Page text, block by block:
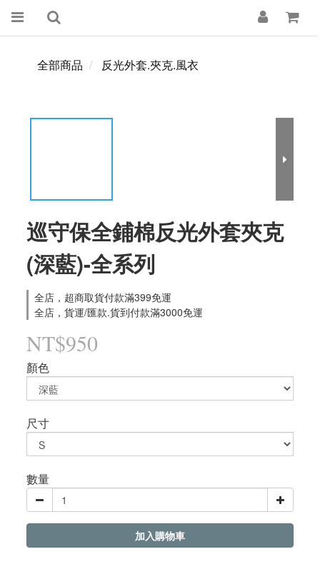
全部商品 反光外套.夾克.風衣
巡守保全鋪棉反光外套夾克
(深藍)-全系列
全店，超商取貨付款滿399免運
全店，貨運/匯款.貨到付款滿3000免運
NT$950
顏色
尺寸
數量
加入購物車